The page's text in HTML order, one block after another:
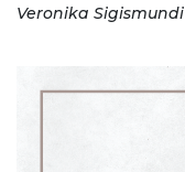
Veronika Sigismundi